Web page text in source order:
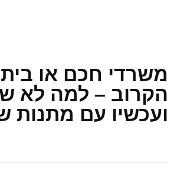
משרדי חכם או
הקרוב – למה לא
ועכשיו עם מתנות